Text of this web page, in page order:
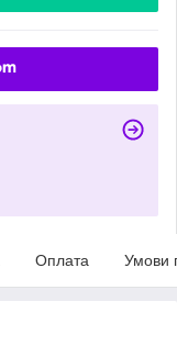
Оплата Умови